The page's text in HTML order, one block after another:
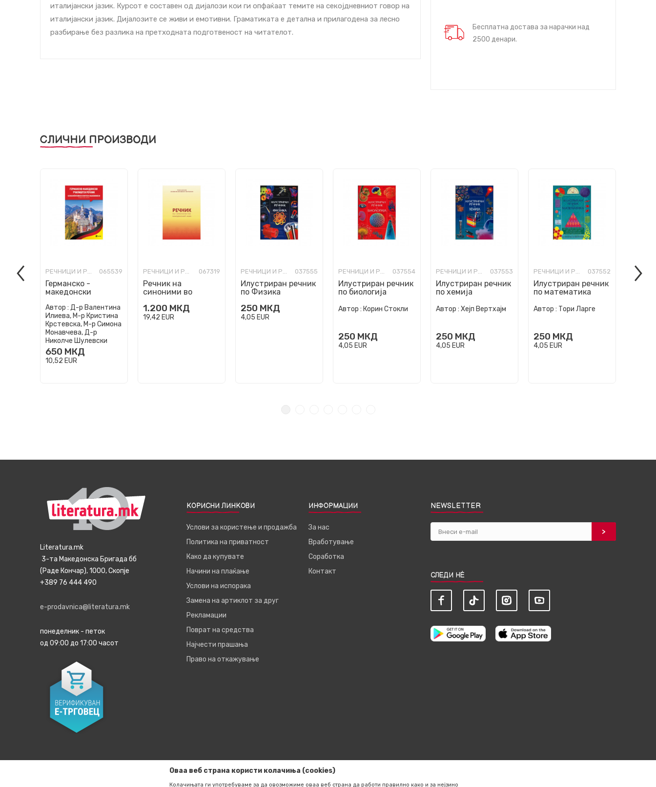
италијански јазик. Курсот е составен од дијалози кои ги опфаќаат темите на секојдневниот говор на
италијански јазик. Дијалозите се живи и емотивни. Граматиката е детална и прилагодена за лесно
разбирање без разлика на претходната подготвеност на читателот.
Бесплатна достава за нарачки над
2500 денари.
СЛИЧНИ ПРОИЗВОДИ
РЕЧНИЦИ И РАЗГОВОРНИЦИ 065539
Германско -
македонски
Автор : Д-р Валентина
Илиева, М-р Кристина
Крстевска, М-р Симона
Монавчева, Д-р
Николче Шулевски
650 МКД
10,52 EUR
РЕЧНИЦИ И РАЗГОВОРНИЦИ 067319
Речник на
синоними во
јазик
1.200 МКД
19,42 EUR
РЕЧНИЦИ И РАЗГОВОРНИЦИ 037555
Илустриран речник
по Физика
250 МКД
4,05 EUR
РЕЧНИЦИ И РАЗГОВОРНИЦИ 037554
Илустриран речник
по биологија
Автор : Корин Стокли
250 МКД
4,05 EUR
РЕЧНИЦИ И РАЗГОВОРНИЦИ 037553
Илустриран речник
по хемија
Автор : Хејп Вертхајм
250 МКД
4,05 EUR
РЕЧНИЦИ И РАЗГОВОРНИЦИ 037552
Илустриран речник
по математика
Автор : Тори Ларге
250 МКД
4,05 EUR
Literatura.mk
3-та Македонска Бригада бб
(Раде Кончар), 1000, Скопје
+389 76 444 490
e-prodavnica@literatura.mk
понеделник - петок
од 09:00 до 17:00 часот
КОРИСНИ ЛИНКОВИ
Услови за користење и продажба
Политика на приватност
Како да купувате
Начини на плаќање
Услови на испорака
Замена на артиклот за друг
Рекламации
Поврат на средства
Најчести прашања
Право на откажување
ИНФОРМАЦИИ
За нас
Вработување
Соработка
Контакт
NEWSLETTER
СЛЕДИ НЀ
Оваа веб страна користи колачиња (cookies)
Колачињата ги употребуваме за да овозможиме оваа веб страна да работи правилно како и за нејзино